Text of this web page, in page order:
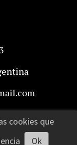
cookies que
Ok